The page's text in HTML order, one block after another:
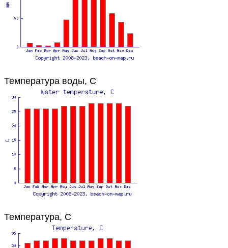
Температура воды, C
Температура, C